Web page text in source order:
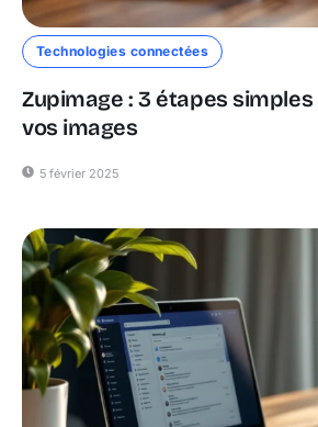
Technologies connectées
Zupimage : 3 étapes
vos images
5 février 2025